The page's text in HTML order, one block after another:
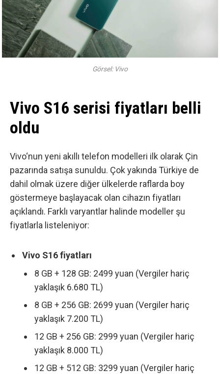
Görsel: Vivo
Vivo S16 serisi fiyatları belli
oldu
Vivo‘nun yeni akıllı telefon modelleri ilk olarak Çin
pazarında satışa sunuldu. Çok yakında Türkiye de
dahil olmak üzere diğer ülkelerde raflarda boy
göstermeye başlayacak olan cihazın fiyatları
açıklandı. Farklı varyantlar halinde modeller şu
fiyatlarla listeleniyor:
Vivo S16 fiyatları
8 GB + 128 GB: 2499 yuan (Vergiler hariç
yaklaşık 6.680 TL)
8 GB + 256 GB: 2699 yuan (Vergiler hariç
yaklaşık 7.200 TL)
12 GB + 256 GB: 2999 yuan (Vergiler hariç
yaklaşık 8.000 TL)
12 GB + 512 GB: 3299 yuan (Vergiler hariç